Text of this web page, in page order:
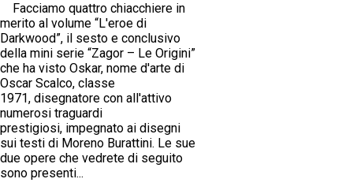
Facciamo quattro chiacchiere in
merito al volume “L'eroe di
Darkwood”, il sesto e conclusivo
della mini serie “Zagor – Le Origini”
che ha visto Oskar, nome d'arte di
Oscar Scalco, classe
1971, disegnatore con all'attivo
numerosi traguardi
prestigiosi, impegnato ai disegni
sui testi di Moreno Burattini. Le sue
due opere che vedrete di seguito
sono presenti...